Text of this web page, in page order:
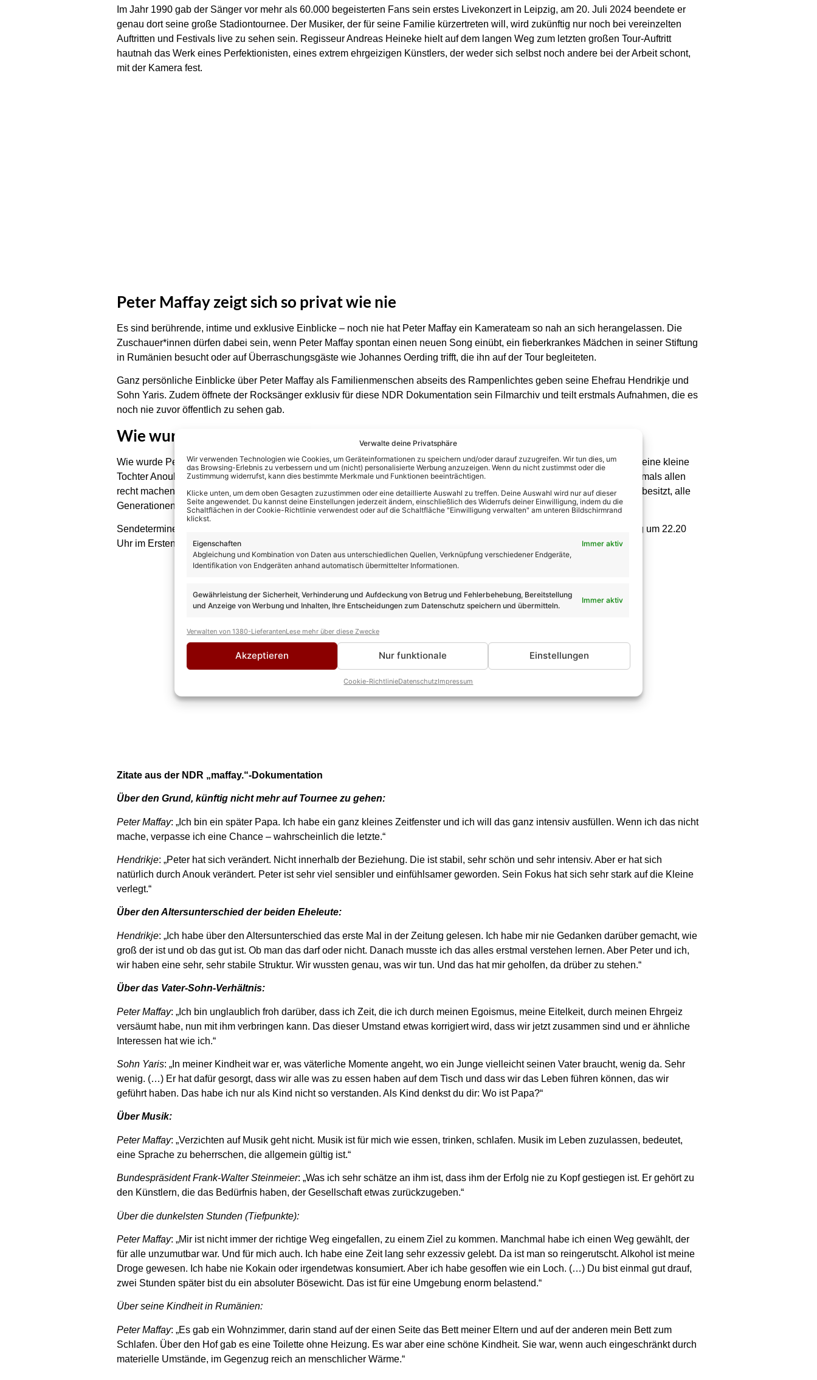
Verwalte deine Privatsphäre
Wir verwenden Technologien wie Cookies, um Geräteinformationen zu speichern und/oder darauf zuzugreifen. Wir tun dies, um
das Browsing-Erlebnis zu verbessern und um (nicht) personalisierte Werbung anzuzeigen. Wenn du nicht zustimmst oder die
Zustimmung widerrufst, kann dies bestimmte Merkmale und Funktionen beeinträchtigen.
Klicke unten, um dem oben Gesagten zuzustimmen oder eine detaillierte Auswahl zu treffen. Deine Auswahl wird nur auf dieser
Seite angewendet. Du kannst deine Einstellungen jederzeit ändern, einschließlich des Widerrufs deiner Einwilligung, indem du die
Schaltflächen in der Cookie-Richtlinie verwendest oder auf die Schaltfläche "Einwilligung verwalten" am unteren Bildschirmrand
klickst.
Eigenschaften
Immer aktiv
Abgleichung und Kombination von Daten aus unterschiedlichen Quellen, Verknüpfung verschiedener Endgeräte,
Identifikation von Endgeräten anhand automatisch übermittelter Informationen.
Gewährleistung der Sicherheit, Verhinderung und Aufdeckung von Betrug und Fehlerbehebung, Bereitstellung
und Anzeige von Werbung und Inhalten, Ihre Entscheidungen zum Datenschutz speichern und übermitteln.
Immer aktiv
Verwalten von 1380-LieferantenLese mehr über diese Zwecke
Akzeptieren Nur funktionale Einstellungen
Cookie-RichtlinieDatenschutzImpressum
Im Jahr 1990 gab der Sänger vor mehr als 60.000 begeisterten Fans sein erstes Livekonzert in Leipzig, am 20. Juli 2024 beendete er
genau dort seine große Stadiontournee. Der Musiker, der für seine Familie kürzertreten will, wird zukünftig nur noch bei vereinzelten
Auftritten und Festivals live zu sehen sein. Regisseur Andreas Heineke hielt auf dem langen Weg zum letzten großen Tour-Auftritt
hautnah das Werk eines Perfektionisten, eines extrem ehrgeizigen Künstlers, der weder sich selbst noch andere bei der Arbeit schont,
mit der Kamera fest.
Peter Maffay zeigt sich so privat wie nie
Es sind berührende, intime und exklusive Einblicke – noch nie hat Peter Maffay ein Kamerateam so nah an sich herangelassen. Die
Zuschauer*innen dürfen dabei sein, wenn Peter Maffay spontan einen neuen Song einübt, ein fieberkrankes Mädchen in seiner Stiftung
in Rumänien besucht oder auf Überraschungsgäste wie Johannes Oerding trifft, die ihn auf der Tour begleiteten.
Ganz persönliche Einblicke über Peter Maffay als Familienmenschen abseits des Rampenlichtes geben seine Ehefrau Hendrikje und
Sohn Yaris. Zudem öffnete der Rocksänger exklusiv für diese NDR Dokumentation sein Filmarchiv und teilt erstmals Aufnahmen, die es
noch nie zuvor öffentlich zu sehen gab.
Wie wurde er zur Legende?
Wie wurde Peter Maffay zur Legende? Wie steckte er die vielen Niederlagen ein? Welche Rolle spielt der Glaube für ihn, seine kleine
Tochter Anouk und Ehefrau Hendrikje? Die Dokumentation zeichnet ein faszinierendes Porträt eines Menschen, der es niemals allen
recht machen wollte, der bis heute keiner Auseinandersetzung aus dem Weg gegangen ist und der trotz alledem die Gabe besitzt, alle
Generationen miteinander zu vereinen.
Sendetermine: ab Freitag, 30. August (Maffays Geburtstag), in der ARD Mediathek (90-minütige Fassung); am gleichen Tag um 22.20
Uhr im Ersten (60-minütige Fassung).
Zitate aus der NDR „maffay.“-Dokumentation
Über den Grund, künftig nicht mehr auf Tournee zu gehen:
Peter Maffay: „Ich bin ein später Papa. Ich habe ein ganz kleines Zeitfenster und ich will das ganz intensiv ausfüllen. Wenn ich das nicht
mache, verpasse ich eine Chance – wahrscheinlich die letzte.“
Hendrikje: „Peter hat sich verändert. Nicht innerhalb der Beziehung. Die ist stabil, sehr schön und sehr intensiv. Aber er hat sich
natürlich durch Anouk verändert. Peter ist sehr viel sensibler und einfühlsamer geworden. Sein Fokus hat sich sehr stark auf die Kleine
verlegt.“
Über den Altersunterschied der beiden Eheleute:
Hendrikje: „Ich habe über den Altersunterschied das erste Mal in der Zeitung gelesen. Ich habe mir nie Gedanken darüber gemacht, wie
groß der ist und ob das gut ist. Ob man das darf oder nicht. Danach musste ich das alles erstmal verstehen lernen. Aber Peter und ich,
wir haben eine sehr, sehr stabile Struktur. Wir wussten genau, was wir tun. Und das hat mir geholfen, da drüber zu stehen.“
Über das Vater-Sohn-Verhältnis:
Peter Maffay: „Ich bin unglaublich froh darüber, dass ich Zeit, die ich durch meinen Egoismus, meine Eitelkeit, durch meinen Ehrgeiz
versäumt habe, nun mit ihm verbringen kann. Das dieser Umstand etwas korrigiert wird, dass wir jetzt zusammen sind und er ähnliche
Interessen hat wie ich.“
Sohn Yaris: „In meiner Kindheit war er, was väterliche Momente angeht, wo ein Junge vielleicht seinen Vater braucht, wenig da. Sehr
wenig. (…) Er hat dafür gesorgt, dass wir alle was zu essen haben auf dem Tisch und dass wir das Leben führen können, das wir
geführt haben. Das habe ich nur als Kind nicht so verstanden. Als Kind denkst du dir: Wo ist Papa?“
Über Musik:
Peter Maffay: „Verzichten auf Musik geht nicht. Musik ist für mich wie essen, trinken, schlafen. Musik im Leben zuzulassen, bedeutet,
eine Sprache zu beherrschen, die allgemein gültig ist.“
Bundespräsident Frank-Walter Steinmeier: „Was ich sehr schätze an ihm ist, dass ihm der Erfolg nie zu Kopf gestiegen ist. Er gehört zu
den Künstlern, die das Bedürfnis haben, der Gesellschaft etwas zurückzugeben.“
Über die dunkelsten Stunden (Tiefpunkte):
Peter Maffay: „Mir ist nicht immer der richtige Weg eingefallen, zu einem Ziel zu kommen. Manchmal habe ich einen Weg gewählt, der
für alle unzumutbar war. Und für mich auch. Ich habe eine Zeit lang sehr exzessiv gelebt. Da ist man so reingerutscht. Alkohol ist meine
Droge gewesen. Ich habe nie Kokain oder irgendetwas konsumiert. Aber ich habe gesoffen wie ein Loch. (…) Du bist einmal gut drauf,
zwei Stunden später bist du ein absoluter Bösewicht. Das ist für eine Umgebung enorm belastend.“
Über seine Kindheit in Rumänien:
Peter Maffay: „Es gab ein Wohnzimmer, darin stand auf der einen Seite das Bett meiner Eltern und auf der anderen mein Bett zum
Schlafen. Über den Hof gab es eine Toilette ohne Heizung. Es war aber eine schöne Kindheit. Sie war, wenn auch eingeschränkt durch
materielle Umstände, im Gegenzug reich an menschlicher Wärme.“